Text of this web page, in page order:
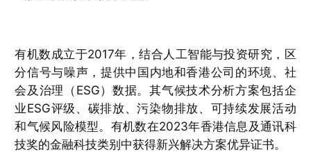
有机数成立于2017年，结合人工智能与投资研究，区
分信号与噪声，提供中国内地和香港公司的环境、社
会及治理（ESG）数据。其气候技术分析方案包括企
业ESG评级、碳排放、污染物排放、可持续发展活动
和气候风险模型。有机数在2023年香港信息及通讯科
技奖的金融科技类别中获得新兴解决方案优异证书。